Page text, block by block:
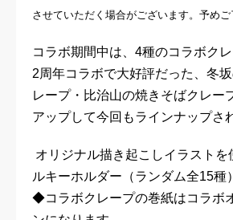
させていただく場合がございます。予めご
コラボ期間中は、4種のコラボクレ
2周年コラボで大好評だった、冬
レープ・比治山の焼きそばクレー
アップして今回もラインナップさ
オリジナル描き起こしイラストを
ルキーホルダー（ランダム全15種
◆コラボクレープの巻紙はコラボ